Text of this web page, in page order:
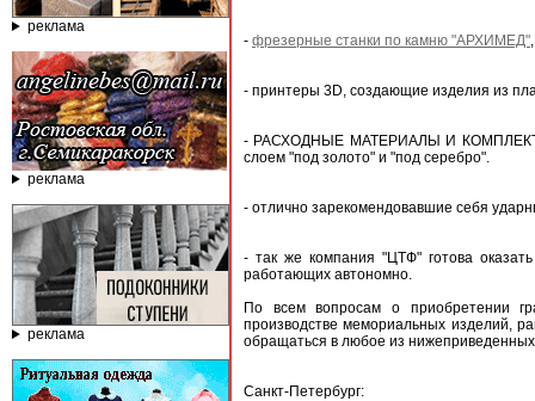
реклама
реклама
реклама
- фрезерные станки по камню "АРХИМЕД"
- принтеры 3D, создающие изделия из
- РАСХОДНЫЕ МАТЕРИАЛЫ И
слоем "под золото" и "под серебро".
- отлично зарекомендовавшие себя
- так же компания "ЦТФ" готова
работающих автономно.
По всем вопросам о приобретении
производстве мемориальных изделий,
обращаться в любое из нижеприведенных
Санкт-Петербург: